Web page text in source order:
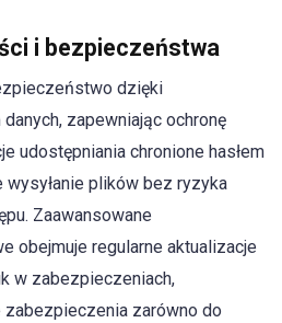
i bezpieczeństwa
dzięki
zapewniając ochronę
udostępniania chronione hasłem
plików bez ryzyka
Zaawansowane
obejmuje regularne aktualizacje
w zabezpieczeniach,
zarówno do